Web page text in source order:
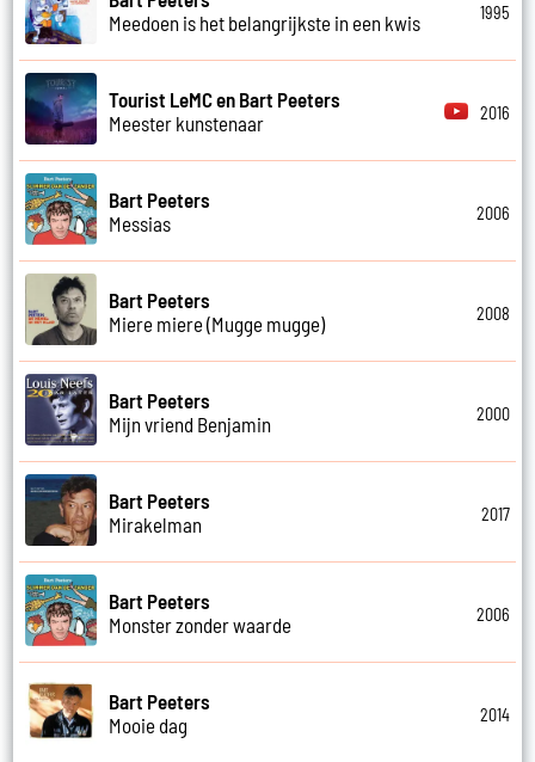
Meedoen is het belangrijkste in een kwis
1995
Tourist LeMC en Bart Peeters
Meester kunstenaar
2016
Bart Peeters
Messias
2006
Bart Peeters
Miere miere (Mugge mugge)
2008
Bart Peeters
Mijn vriend Benjamin
2000
Bart Peeters
Mirakelman
2017
Bart Peeters
Monster zonder waarde
2006
Bart Peeters
Mooie dag
2014